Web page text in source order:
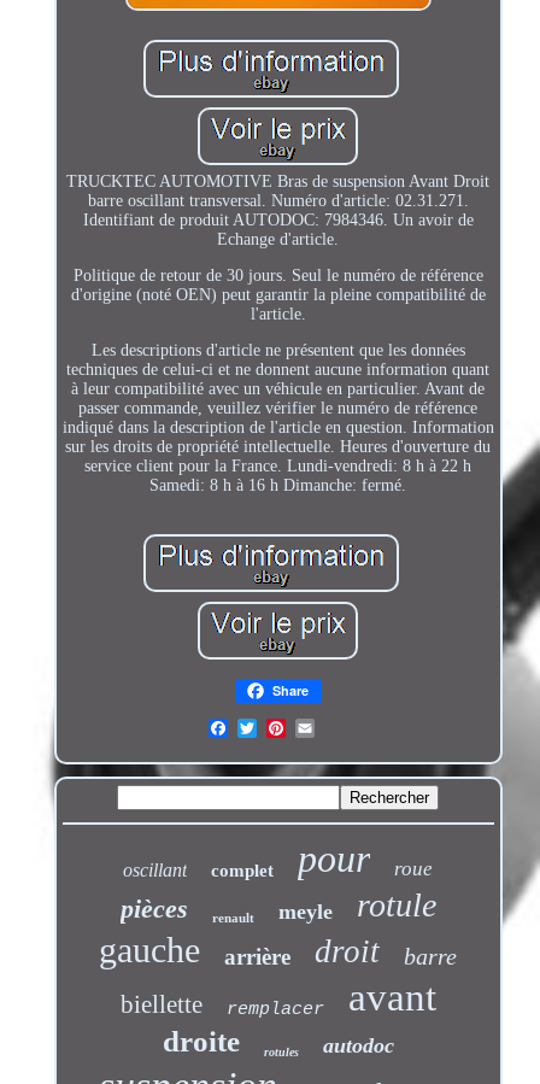
TRUCKTEC AUTOMOTIVE Bras de suspension Avant Droit
barre oscillant transversal. Numéro d'article: 02.31.271.
Identifiant de produit AUTODOC: 7984346. Un avoir de
Echange d'article.
Politique de retour de 30 jours. Seul le numéro de référence
d'origine (noté OEN) peut garantir la pleine compatibilité de
l'article.
Les descriptions d'article ne présentent que les données
techniques de celui-ci et ne donnent aucune information quant
à leur compatibilité avec un véhicule en particulier. Avant de
passer commande, veuillez vérifier le numéro de référence
indiqué dans la description de l'article en question. Information
sur les droits de propriété intellectuelle. Heures d'ouverture du
service client pour la France. Lundi-vendredi: 8 h à 22 h
Samedi: 8 h à 16 h Dimanche: fermé.
Share
oscillant complet pour roue
pièces renault meyle rotule
gauche arrière droit barre
biellette remplacer avant
droite rotules autodoc